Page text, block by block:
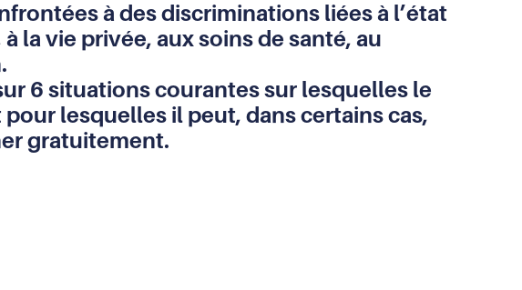
à des discriminations liées à l’état
la vie privée, aux soins de santé, au
6 situations courantes sur lesquelles le
lesquelles il peut, dans certains cas,
gratuitement.